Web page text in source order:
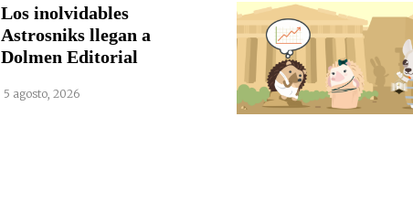
Los inolvidables
Astrosniks llegan a
Dolmen Editorial
5 agosto, 2026